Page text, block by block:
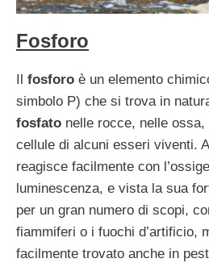
Fosforo
fosforo è un elemento
simbolo P) che si trova in
fosfato nelle rocce, nelle
cellule di alcuni esseri viventi.
reagisce facilmente con
luminescenza, e vista la sua
per un gran numero di scopi,
fiammiferi o i fuochi d’artificio,
facilmente trovato anche in